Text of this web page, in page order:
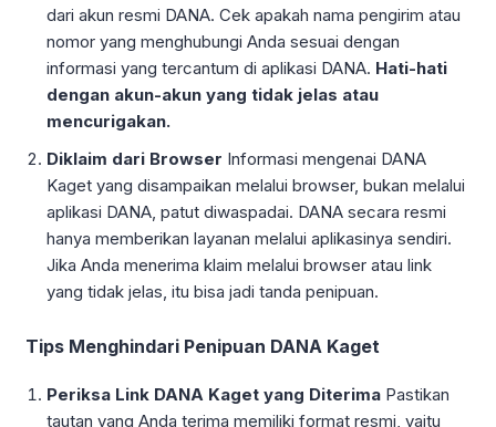
dari akun resmi DANA. Cek apakah nama pengirim atau
nomor yang menghubungi Anda sesuai dengan
informasi yang tercantum di aplikasi DANA. Hati-hati
dengan akun-akun yang tidak jelas atau
mencurigakan.
Diklaim dari Browser Informasi mengenai DANA
Kaget yang disampaikan melalui browser, bukan melalui
aplikasi DANA, patut diwaspadai. DANA secara resmi
hanya memberikan layanan melalui aplikasinya sendiri.
Jika Anda menerima klaim melalui browser atau link
yang tidak jelas, itu bisa jadi tanda penipuan.
Tips Menghindari Penipuan DANA Kaget
Periksa Link DANA Kaget yang Diterima Pastikan
tautan yang Anda terima memiliki format resmi, yaitu